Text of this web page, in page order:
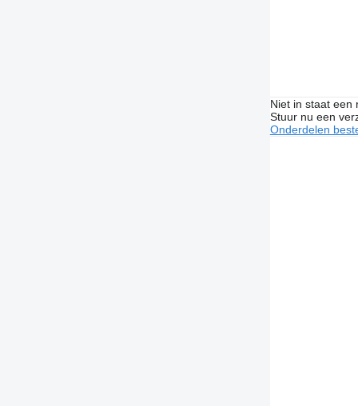
Niet in staat een
Stuur nu een
Onderdelen